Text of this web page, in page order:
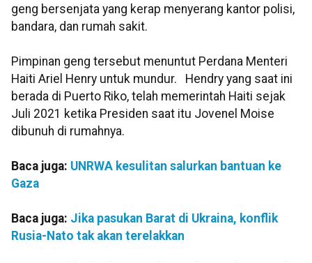
geng bersenjata yang kerap menyerang kantor polisi,
bandara, dan rumah sakit.
Pimpinan geng tersebut menuntut Perdana Menteri
Haiti Ariel Henry untuk mundur. Hendry yang saat ini
berada di Puerto Riko, telah memerintah Haiti sejak
Juli 2021 ketika Presiden saat itu Jovenel Moise
dibunuh di rumahnya.
Baca juga: UNRWA kesulitan salurkan bantuan ke
Gaza
Baca juga: Jika pasukan Barat di Ukraina, konflik
Rusia-Nato tak akan terelakkan